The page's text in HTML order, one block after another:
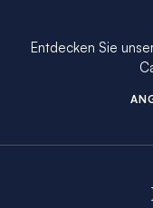
Entdecken Sie